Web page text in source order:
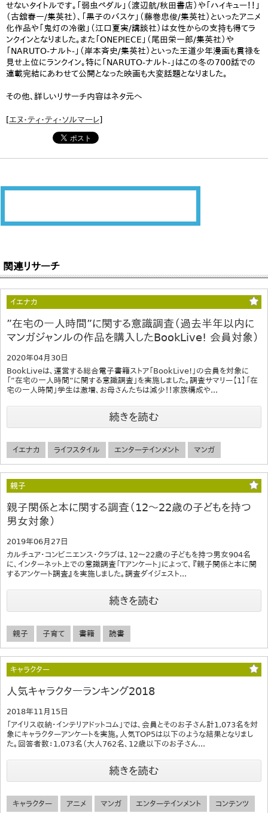
せないタイトルです。「弱虫ペダル」（渡辺航/秋田書店）や「ハイキュー！！」
（古舘春一/集英社）、「黒子のバスケ」（藤巻忠俊/集英社）といったアニメ
化作品や「鬼灯の冷徹」（江口夏実/講談社）は女性からの支持も得てラ
ンクインとなりました。また「ONEPIECE」（尾田栄一郎/集英社）や
「NARUTO-ナルト-」（岸本斉史/集英社）といった王道少年漫画も貫禄を
見せ上位にランクイン。特に「NARUTO-ナルト-」はこの冬の700話での
連載完結にあわせて公開となった映画も大変話題となりました。
その他、詳しいリサーチ内容はネタ元へ
[エヌ・ティ・ティ・ソルマーレ]
関連リサーチ
イエナカ
”在宅の一人時間”に関する意識調査（過去半年以内に
マンガジャンルの作品を購入したBookLive! 会員対象）
2020年04月30日
BookLiveは、運営する総合電子書籍ストア「BookLive!」の会員を対象に
「”在宅の一人時間”に関する意識調査」を実施しました。調査サマリー【1】「在
宅の一人時間」学生は激増、お母さんたちは減少！！家族構成や...
続きを読む
イエナカ ライフスタイル エンターテインメント マンガ
親子
親子関係と本に関する調査（12～22歳の子どもを持つ
男女対象）
2019年06月27日
カルチュア・コンビニエンス・クラブは、12～22歳の子どもを持つ男女904名
に、インターネット上での意識調査「Tアンケート」によって、『親子関係と本に関
するアンケート調査』を実施しました。調査ダイジェスト...
続きを読む
親子 子育て 書籍 読書
キャラクター
人気キャラクターランキング2018
2018年11月15日
「アイリス収納・インテリアドットコム」では、会員とそのお子さん計1,073名を対
象にキャラクターアンケートを実施。人気TOP5は以下のような結果となりまし
た。回答者数：1,073名（大人762名、12歳以下のお子さん...
続きを読む
キャラクター アニメ マンガ エンターテインメント コンテンツ